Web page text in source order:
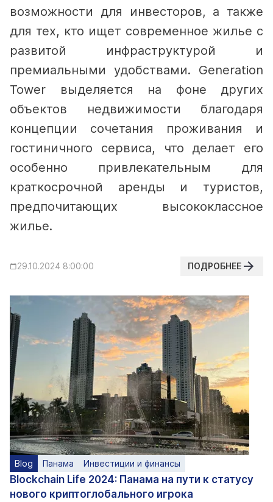
возможности для инвесторов, а также
для тех, кто ищет современное жилье с
развитой инфраструктурой и
премиальными удобствами. Generation
Tower выделяется на фоне других
объектов недвижимости благодаря
концепции сочетания проживания и
гостиничного сервиса, что делает его
особенно привлекательным для
краткосрочной аренды и туристов,
предпочитающих высококлассное
жилье.
29.10.2024 8:00:00 ПОДРОБНЕЕ
Blog Панама Инвестиции и финансы
Blockchain Life 2024: Панама на пути к статусу
нового криптоглобального игрока